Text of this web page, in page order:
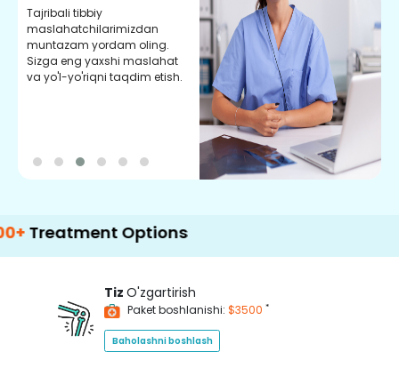
Tajribali tibbiy
maslahatchilarimizdan
muntazam yordam oling.
Sizga eng yaxshi maslahat
va yo'l-yo'riqni taqdim etish.
Options
Tiz O'zgartirish
Paket boshlanishi: $3500 *
Baholashni boshlash